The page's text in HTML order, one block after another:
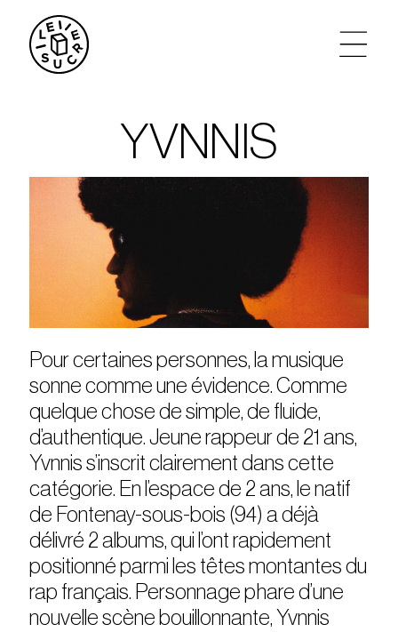
agenda
partenariats
privatisations
YVNNIS
Pour certaines personnes, la musique
sonne comme une évidence. Comme
quelque chose de simple, de ﬂuide,
d’authentique. Jeune rappeur de 21 ans,
Yvnnis s’inscrit clairement dans cette
catégorie. En l’espace de 2 ans, le natif
de Fontenay-sous-bois (94) a déjà
délivré 2 albums, qui l’ont rapidement
positionné parmi les têtes montantes du
rap français. Personnage phare d’une
nouvelle scène bouillonnante, Yvnnis